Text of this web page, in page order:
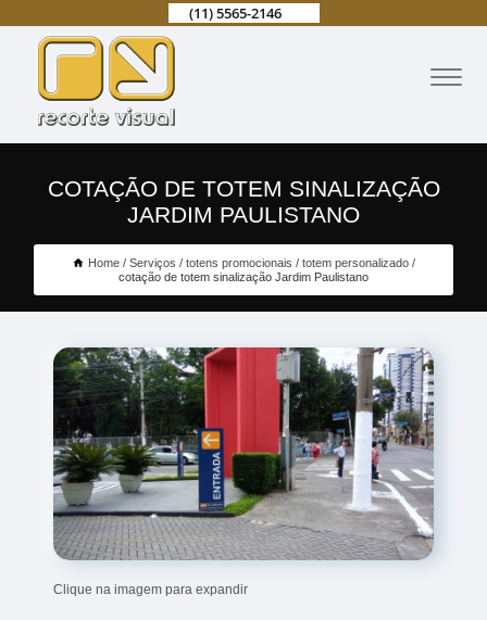
(11) 5565-2146
COTAÇÃO DE TOTEM SINALIZAÇÃO
JARDIM PAULISTANO
Home Serviços totens promocionais
totem personalizado
cotação de totem sinalização Jardim Paulistano
Clique na imagem para expandir